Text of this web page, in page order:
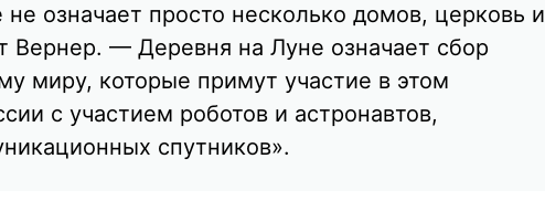
означает просто несколько домов, церковь и
Вернер. — Деревня на Луне означает сбор
миру, которые примут участие в этом
с участием роботов и астронавтов,
спутников».